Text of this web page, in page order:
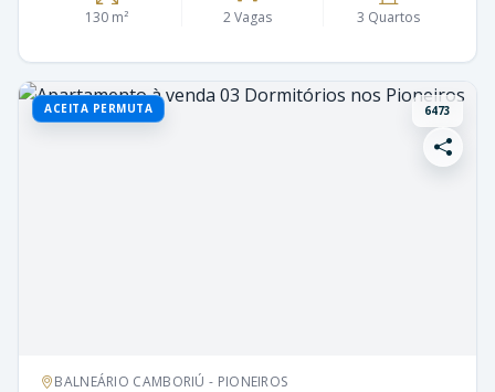
130 m² 2 Vagas 3 Quartos
ACEITA PERMUTA 6473
BALNEÁRIO CAMBORIÚ - PIONEIROS